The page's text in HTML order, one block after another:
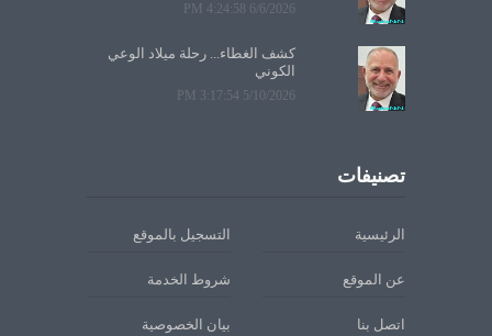
6/6/2026 4:24:58 PM
كشف الغطاء... رحلة ميلاد الوعي
الكوني
5/10/2026 3:17:54 PM
تصنيفات
الرئيسية التسجيل بالموقع
عن الموقع شروط الخدمة
اتصل بنا بيان الخصوصية